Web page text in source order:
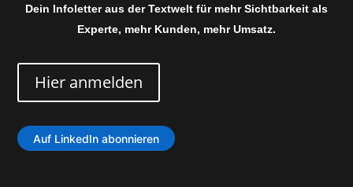
Dein Infoletter aus der Textwelt für mehr Sichtbarkeit als
Experte, mehr Kunden, mehr Umsatz.
Hier anmelden
Auf LinkedIn abonnieren